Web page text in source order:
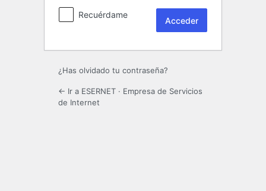
Recuérdame
¿Has olvidado tu contraseña?
← Ir a ESERNET · Empresa de Servicios
de Internet